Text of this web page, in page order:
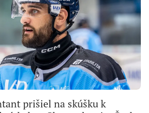
prišiel na skúšku k